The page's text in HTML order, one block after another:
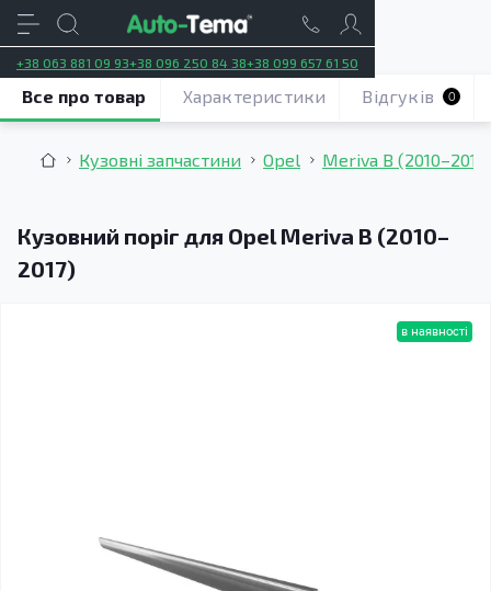
+38 063 881 09 93+38 096 250 84 38+38 099 657 61 50
Кузовні запчастини Opel Meriva B (2010–2017)
Кузовний поріг для Opel Meriva B (2010–
2017)
Все про товар Характеристики Відгуків 0
в наявності